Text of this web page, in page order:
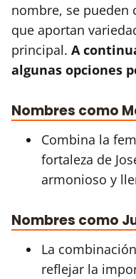
nombre, se pueden
que aportan
principal. A
algunas opciones
Nombres como
Combina la
fortaleza de
armonioso y
Nombres como
La
reflejar la